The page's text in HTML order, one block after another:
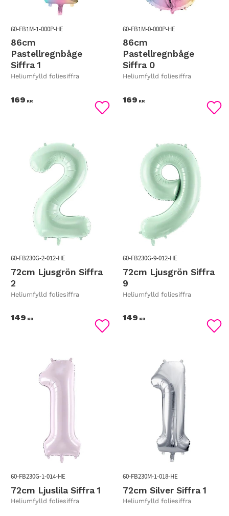
86cm
Pastellregnbåge
Siffra 1
Heliumfylld foliesiffra
60-FB1M-1-000P-HE
169 KR
Lägg till i favoriter
86cm
Pastellregnbåge
Siffra 0
Heliumfylld foliesiffra
60-FB1M-0-000P-HE
169 KR
72cm Ljusgrön Siffra
2
Heliumfylld foliesiffra
60-FB230G-2-012-HE
149 KR
Lägg till i favoriter
72cm Ljusgrön Siffra
9
Heliumfylld foliesiffra
60-FB230G-9-012-HE
149 KR
72cm Ljuslila Siffra 1
Heliumfylld foliesiffra
60-FB230G-1-014-HE
72cm Silver Siffra 1
Heliumfylld foliesiffra
60-FB230M-1-018-HE